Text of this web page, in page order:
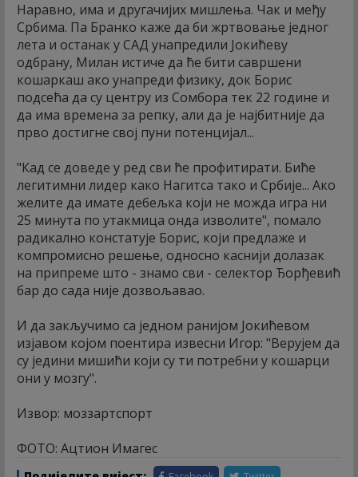
Наравно, има и другачијих мишлења. Чак и међу
Србима. Па Бранко каже да би жртвовање једног
лета и останак у САД унапредили Јокићеву
одбрану, Милан истиче да ће бити савршени
кошаркаш ако унапреди физику, док Борис
подсећа да су центру из Сомбора тек 22 године и
да има времена за репку, али да је најбитније да
прво достигне свој пуни потенцијал...
"Кад се доведе у ред сви ће профитирати. Биће
легитимни лидер како Нагитса тако и Србије... Ако
желите да имате дебељка који не можда игра ни
25 минута по утакмица онда изволите", помало
радикално констатује Борис, који предлаже и
компромисно решење, односно каснији долазак
на припреме што - знамо сви - селектор Ђорђевић
бар до сада није дозвољавао.
И да закључимо са једном ранијом Јокићевом
изјавом којом поентира извесни Игор: "Верујем да
су једини мишићи који су ти потребни у кошарци
они у мозгу".
Извор: моззартспорт
ФОТО: Ацтион Имагес